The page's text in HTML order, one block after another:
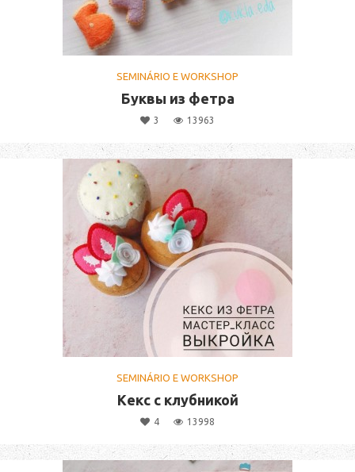
SEMINÁRIO E WORKSHOP
Буквы из фетра
3 13963
SEMINÁRIO E WORKSHOP
Кекс с клубникой
4 13998